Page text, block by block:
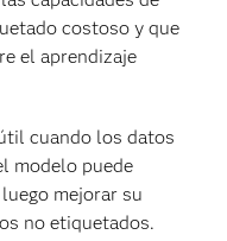
costoso y que
el aprendizaje
cuando los datos
modelo puede
mejorar su
no etiquetados.